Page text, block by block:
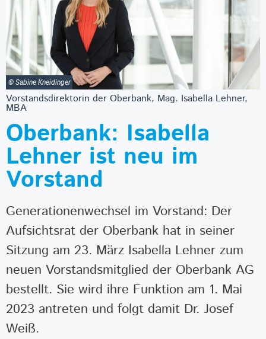
© Sabine Kneidinger
Vorstandsdirektorin der Oberbank, Mag. Isabella Lehner,
MBA
Oberbank: Isabella
Lehner ist neu im
Vorstand
Generationenwechsel im Vorstand: Der
Aufsichtsrat der Oberbank hat in seiner
Sitzung am 23. März Isabella Lehner zum
neuen Vorstandsmitglied der Oberbank AG
bestellt. Sie wird ihre Funktion am 1. Mai
2023 antreten und folgt damit Dr. Josef
Weiß.